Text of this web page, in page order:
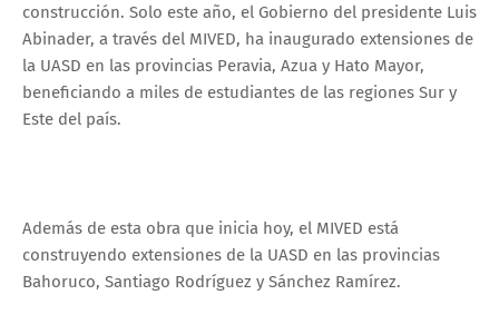
construcción. Solo este año, el Gobierno del presidente Luis
Abinader, a través del MIVED, ha inaugurado extensiones de
la UASD en las provincias Peravia, Azua y Hato Mayor,
beneficiando a miles de estudiantes de las regiones Sur y
Este del país.
Además de esta obra que inicia hoy, el MIVED está
construyendo extensiones de la UASD en las provincias
Bahoruco, Santiago Rodríguez y Sánchez Ramírez.